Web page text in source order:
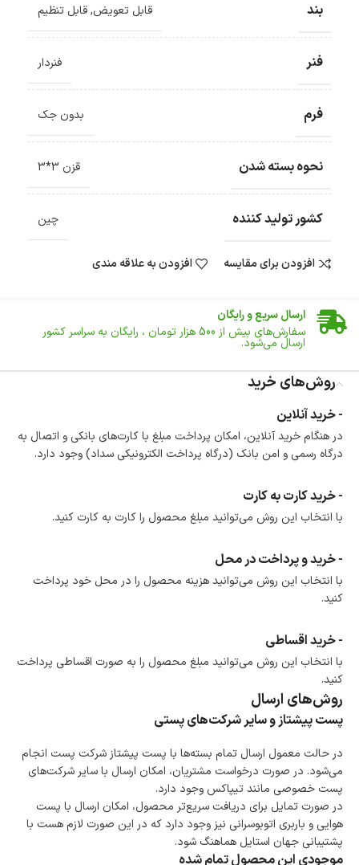
بند قابل تعویض,قابل تنظیم
فنر فنردار
فرم بدون جک
نحوه بسته شدن قزن 3*3
کشور تولید کننده چین
افزودن برای مقایسه افزودن به علاقه مندی
ضمانت اصالت کالا
ارسال سریع و رایگان
سفارش‌های بیش از 500 هزار تومان ، رایگان به سراسر کشور
ارسال می‌شود.
تا 14 روز پس از تحویل کالا می‌توانید آن را برگشت دهید.
امکان پرداخت در محل
در هنگام خرید محصول، امکان انتخاب پرداخت در محل
وجود دارد.
امکان پرداخت اقساطی
است.
ضمانت اصالت کالا
گارانتی معتبر برای تمامی محصولات ارائه می‌شود.
روش‌های خرید
- خرید آنلاین
در هنگام خرید آنلاین، امکان پرداخت مبلغ با کارت‌های بانکی و اتصال به
درگاه رسمی و امن بانک (درگاه پرداخت الکترونیکی سداد) وجود دارد.
- خرید کارت به کارت
با انتخاب این روش می‌توانید مبلغ محصول را کارت به کارت کنید.
- خرید و پرداخت در محل
با انتخاب این روش می‌توانید هزینه محصول را در محل خود پرداخت
کنید.
- خرید اقساطی
با انتخاب این روش می‌توانید مبلغ محصول را به صورت اقساطی پرداخت
کنید.
روش‌های ارسال
پست پیشتاز و سایر شرکت‌های پستی
در حالت معمول ارسال تمام بسته‌ها با پست پیشتاز شرکت پست انجام
می‌شود. در صورت درخواست مشتریان، امکان ارسال با سایر شرکت‌های
پست خصوصی مانند تیپاکس وجود دارد.
در صورت تمایل برای دریافت سریع‌تر محصول، امکان ارسال با پست
هوایی و باربری اتوبوسرانی نیز وجود دارد که در این صورت لازم هست با
پشتیبانی جهان استایل هماهنگ شود.
موجودی این محصول تمام شده